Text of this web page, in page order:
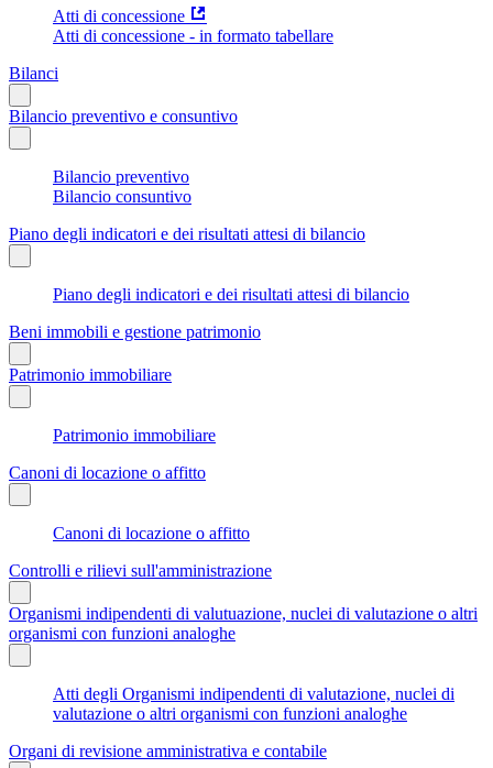
Atti di concessione
Atti di concessione - in formato tabellare
Bilanci
Bilancio preventivo e consuntivo
Bilancio preventivo
Bilancio consuntivo
Piano degli indicatori e dei risultati attesi di bilancio
Piano degli indicatori e dei risultati attesi di bilancio
Beni immobili e gestione patrimonio
Patrimonio immobiliare
Patrimonio immobiliare
Canoni di locazione o affitto
Canoni di locazione o affitto
Controlli e rilievi sull'amministrazione
Organismi indipendenti di valutuazione, nuclei di valutazione o altri
organismi con funzioni analoghe
Atti degli Organismi indipendenti di valutazione, nuclei di
valutazione o altri organismi con funzioni analoghe
Organi di revisione amministrativa e contabile